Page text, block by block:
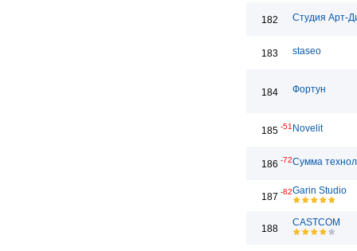
182 Студия Арт-
183 staseo
184 Фортун
185 -51 Novelit
186 -72Сумма
187 -82Garin Studio
188
CASTCOM